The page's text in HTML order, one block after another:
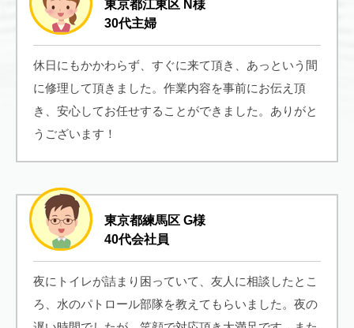
東京都江東区 N様
30代主婦
休日にもかかわらず、すぐに来て頂き、あっという間
に修理して頂きました。作業内容を事前にお伝え頂
き、安心してお任せすることができました。ありがと
うございます！
東京都練馬区 G様
40代会社員
夜にトイレが詰まり困っていて、友人に相談したとこ
ろ、水のパトロール部隊を教えてもらいました。夜の